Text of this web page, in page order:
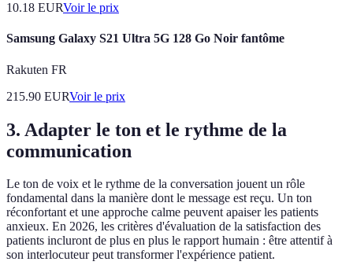
10.18 EURVoir le prix
Samsung Galaxy S21 Ultra 5G 128 Go Noir fantôme
Rakuten FR
215.90 EURVoir le prix
3. Adapter le ton et le rythme de la
communication
Le ton de voix et le rythme de la conversation jouent un rôle
fondamental dans la manière dont le message est reçu. Un ton
réconfortant et une approche calme peuvent apaiser les patients
anxieux. En 2026, les critères d'évaluation de la satisfaction des
patients incluront de plus en plus le rapport humain : être attentif à
son interlocuteur peut transformer l'expérience patient.